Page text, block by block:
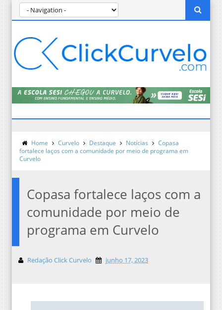
Home Curvelo Destaque Notícias
Copasa
fortalece laços com a comunidade por meio de programa em
Curvelo
Copasa fortalece laços com a
comunidade por meio de
programa em Curvelo
Redação Click Curvelo junho 17, 2023